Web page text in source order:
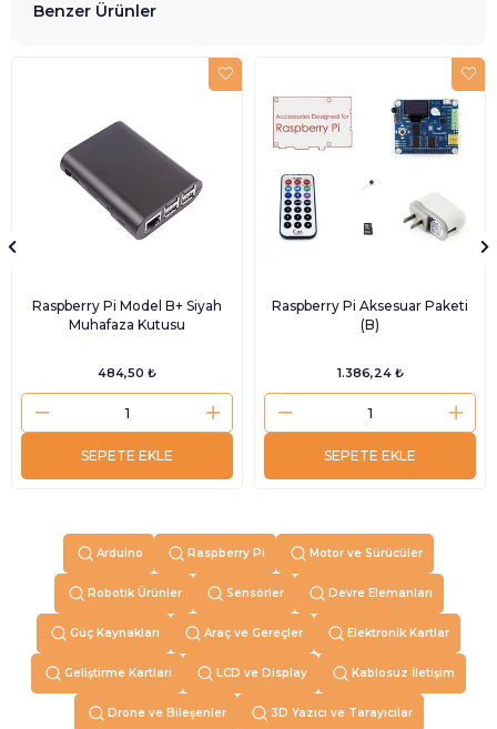
Benzer Ürünler
Raspberry Pi Model B+ Siyah
Muhafaza Kutusu
484,50 ₺
SEPETE EKLE
Raspberry Pi Aksesuar Paketi
(B)
1.386,24 ₺
SEPETE EKLE
Arduino Raspberry Pi Motor ve Sürücüler
Robotik Ürünler Sensörler Devre Elemanları
Güç Kaynakları Araç ve Gereçler Elektronik Kartlar
Geliştirme Kartları LCD ve Display Kablosuz İletişim
Drone ve Bileşenler 3D Yazıcı ve Tarayıcılar